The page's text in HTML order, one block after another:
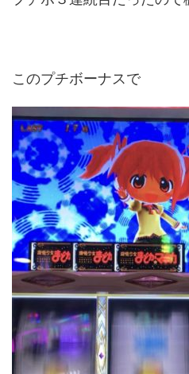
このプチボーナスで